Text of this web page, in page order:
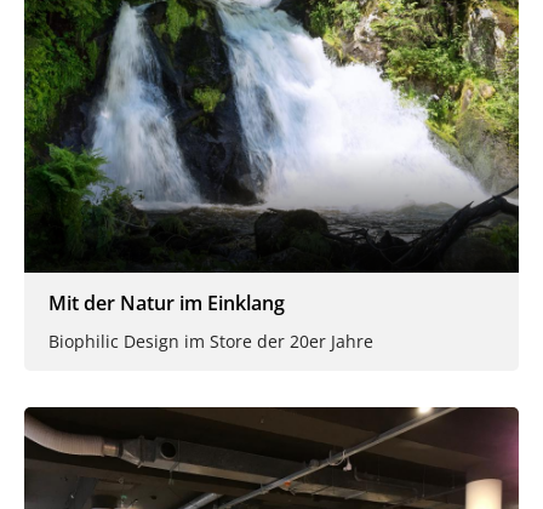
Mit der Natur im Einklang
Biophilic Design im Store der 20er Jahre